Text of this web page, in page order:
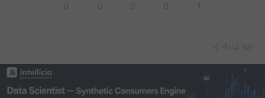
취업 게시판
임용 후기 게시판